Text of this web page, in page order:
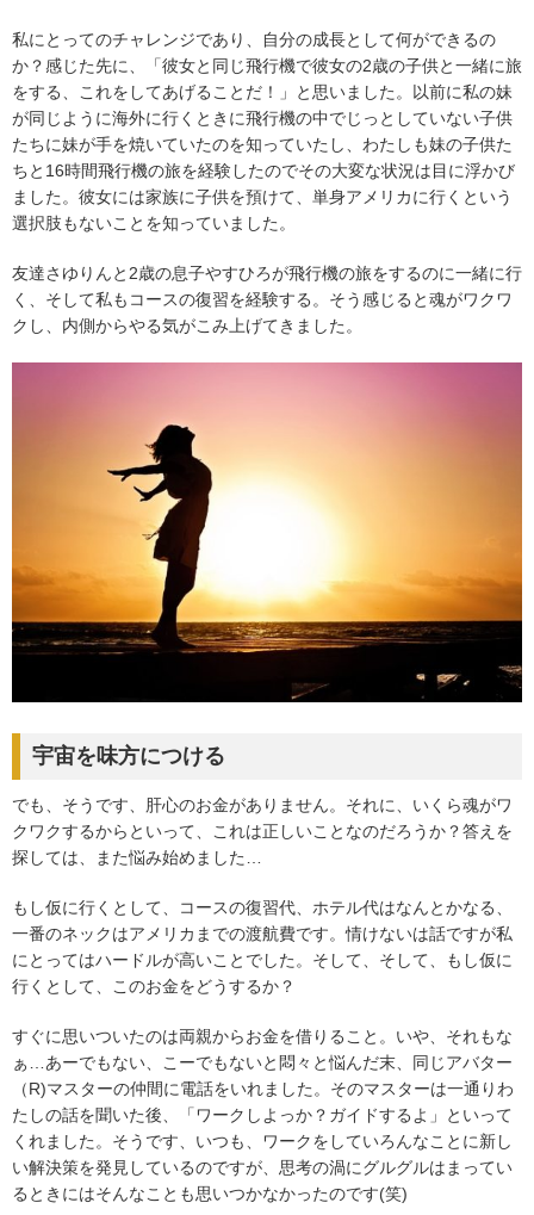
私にとってのチャレンジであり、自分の成長として何ができるの
か？感じた先に、「彼女と同じ飛行機で彼女の2歳の子供と一緒に旅
をする、これをしてあげることだ！」と思いました。以前に私の妹
が同じように海外に行くときに飛行機の中でじっとしていない子供
たちに妹が手を焼いていたのを知っていたし、わたしも妹の子供た
ちと16時間飛行機の旅を経験したのでその大変な状況は目に浮かび
ました。彼女には家族に子供を預けて、単身アメリカに行くという
選択肢もないことを知っていました。
友達さゆりんと2歳の息子やすひろが飛行機の旅をするのに一緒に行
く、そして私もコースの復習を経験する。そう感じると魂がワクワ
クし、内側からやる気がこみ上げてきました。
宇宙を味方につける
でも、そうです、肝心のお金がありません。それに、いくら魂がワ
クワクするからといって、これは正しいことなのだろうか？答えを
探しては、また悩み始めました…
もし仮に行くとして、コースの復習代、ホテル代はなんとかなる、
一番のネックはアメリカまでの渡航費です。情けないは話ですが私
にとってはハードルが高いことでした。そして、そして、もし仮に
行くとして、このお金をどうするか？
すぐに思いついたのは両親からお金を借りること。いや、それもな
ぁ…あーでもない、こーでもないと悶々と悩んだ末、同じアバター
（R)マスターの仲間に電話をいれました。そのマスターは一通りわ
たしの話を聞いた後、「ワークしよっか？ガイドするよ」といって
くれました。そうです、いつも、ワークをしていろんなことに新し
い解決策を発見しているのですが、思考の渦にグルグルはまってい
るときにはそんなことも思いつかなかったのです(笑)